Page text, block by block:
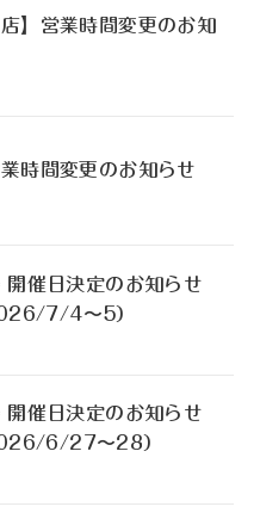
店】営業時間変更のお知
時間変更のお知らせ
開催日決定のお知らせ
7/4〜5）
開催日決定のお知らせ
6/27〜28）